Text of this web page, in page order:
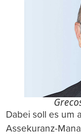
Dabei soll es um
Assekuranz-